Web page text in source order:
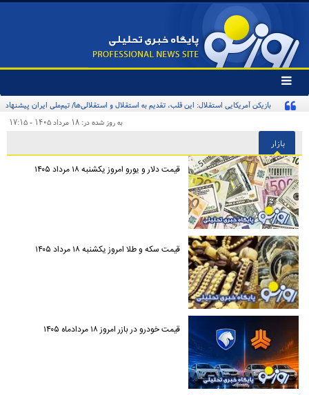
تغییر
وضعیت
منوی
ها
بازیکن آمریکایی استقلال: این قلب، تقدیم به استقلال و استقلالی‌ها/ تیم‌ملی ایران پیشنهاد
به روز شده در: ۱۸ مرداد ۱۴۰۵ - ۱۷:۱۵
بازار
قیمت دلار و یورو امروز یکشنبه ۱۸ مرداد ۱۴۰۵
قیمت سکه و طلا امروز یکشنبه ۱۸ مرداد ۱۴۰۵
قیمت خودرو در بازر امروز ۱۸ مردادماه ۱۴۰۵